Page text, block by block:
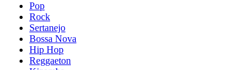
Pop
Rock
Sertanejo
Bossa Nova
Hip Hop
Reggaeton